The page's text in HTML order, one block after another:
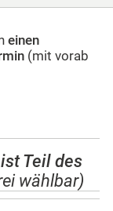
einen
(mit vorab
Teil des
wählbar)